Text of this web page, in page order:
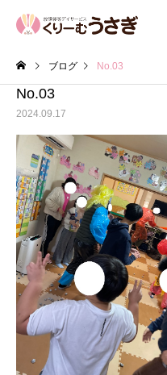
ブログ No.03
No.03
2024.09.17